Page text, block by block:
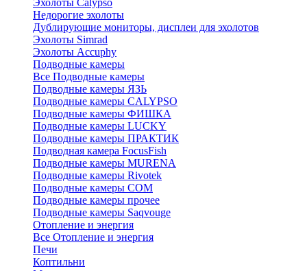
Эхолоты Calypso
Недорогие эхолоты
Дублирующие мониторы, дисплеи для эхолотов
Эхолоты Simrad
Эхолоты Accuphy
Подводные камеры
Все Подводные камеры
Подводные камеры ЯЗЬ
Подводные камеры CALYPSO
Подводные камеры ФИШКА
Подводные камеры LUCKY
Подводные камеры ПРАКТИК
Подводная камера FocusFish
Подводные камеры MURENA
Подводные камеры Rivotek
Подводные камеры СОМ
Подводные камеры прочее
Подводные камеры Saqvouge
Отопление и энергия
Все Отопление и энергия
Печи
Коптильни